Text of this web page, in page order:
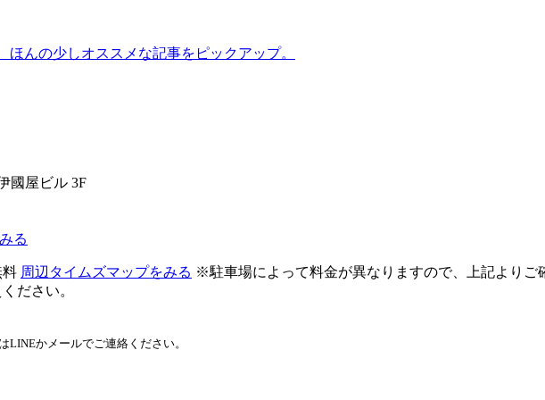
んの少しオススメな記事をピックアップ。
國屋ビル 3F
る
料 周辺タイムズマップをみる ※駐車場によって料金が異なりますので、上記よりご
ださい。
LINEかメールでご連絡ください。